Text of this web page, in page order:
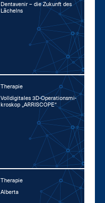
Den­ta­ve­nir – die Zu­kunft des
Lä­chelns
Therapie
Voll­di­gi­ta­les 3D-Ope­ra­ti­ons­mi­
kro­skop „AR­RI­SCOPE“
Therapie
Al­ber­ta